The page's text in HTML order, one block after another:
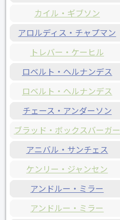
カイル・ギブソン
アロルディス・チャプマン
トレバー・ケーヒル
ロベルト・ヘルナンデス
ロベルト・ヘルナンデス
チェース・アンダーソン
ブラッド・ボックスバーガー
アニバル・サンチェス
ケンリー・ジャンセン
アンドルー・ミラー
アンドルー・ミラー